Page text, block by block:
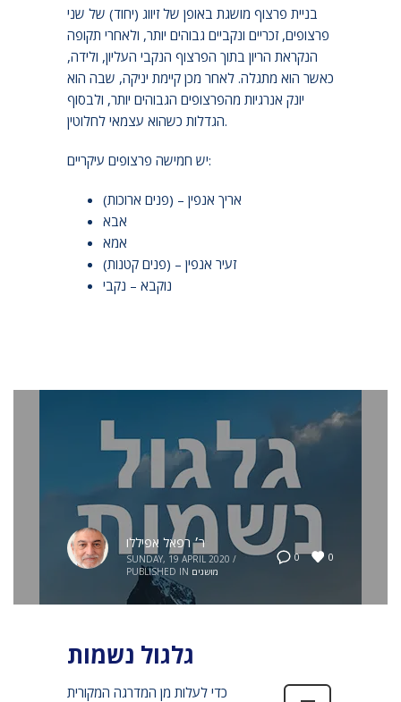
בניית פרצוף מושגת באופן של זיווג (יחוד) של שני
פרצופים, זכריים ונקביים גבוהים יותר, ולאחרי תקופה
הנקראת הריון בתוך הפרצוף הנקבי העליון, ולידה,
כאשר הוא מתגלה. לאחר מכן קיימת יניקה, שבה הוא
יונק אנרגיות מהפרצופים הגבוהים יותר, ולבסוף
הגדלות כשהוא עצמאי לחלוטין.
יש חמישה פרצופים עיקריים:
אריך אנפין – (פנים ארוכות)
אבא
אמא
זעיר אנפין – (פנים קטנות)
נוקבא – נקבי
0 0
ר׳ רפאל אפיללו
SUNDAY, 19 APRIL 2020 /
PUBLISHED IN מושגים
גלגול נשמות
כדי לעלות מן המדרגה המקורית